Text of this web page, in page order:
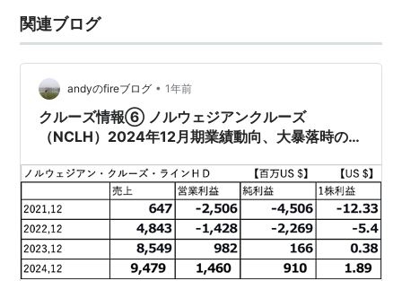
いですね！ 米国では大規模なリストラも始まっており、
どうも景気減速しているように見受…
関連ブログ
andyのfireブログ • 1年前
クルーズ情報⑥ ノルウェジアンクルーズ
（NCLH）2024年12月期業績動向、大暴落時の目